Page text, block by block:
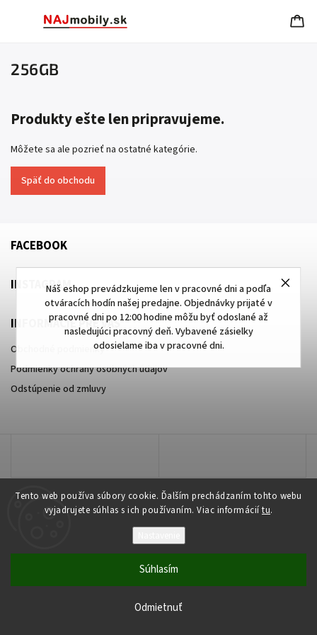
Tento web používa súbory cookie. Ďalším prechádzaním tohto webu
vyjadrujete súhlas s ich používaním. Viac informácií tu.
Odmietnuť
Súhlasím
Náš eshop prevádzkujeme len v pracovné dni a podľa
otváracích hodín našej predajne. Objednávky prijaté v
pracovné dni po 12:00 hodine môžu byť odoslané až
nasledujúci pracovný deň. Vybavené zásielky
odosielame iba v pracovné dni.
256GB
Produkty ešte len pripravujeme.
Môžete sa ale pozrieť na ostatné kategórie.
Späť do obchodu
FACEBOOK
INSTAGRAM
INFORMÁCIE PRE VÁS
Obchodné podmienky
Podmienky ochrany osobných údajov
Odstúpenie od zmluvy
Copyright 2026najmobily.sk. Všetky práva vyhradené.
Shoptet| Design